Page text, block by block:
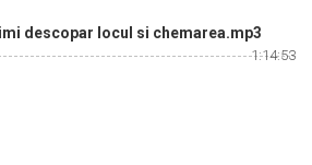
descopar locul si chemarea.mp3
1:14:53